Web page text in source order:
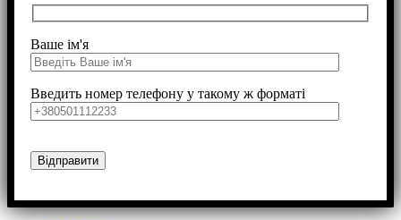
Ваше ім'я
Введить номер телефону у такому ж форматі